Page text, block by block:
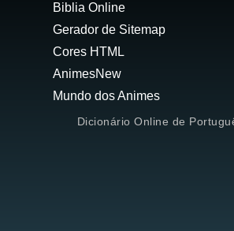
Biblia Online
Gerador de Sitemap
Cores HTML
AnimesNew
Mundo dos Animes
Dicionário Online de